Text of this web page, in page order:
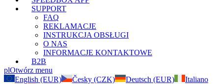
SUPPORT
FAQ
REKLAMACJE
INSTRUKCJA OBSŁUGI
O NAS
INFORMACJE KONTAKTOWE
B2B
plOtwórz menu
English (EUR)
Česky (CZK) Deutsch (EUR)
Italiano